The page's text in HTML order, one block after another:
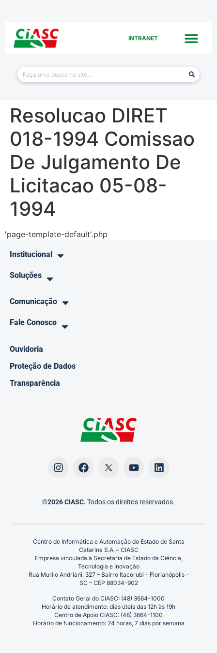
INTRANET
Resolucao DIRET
018-1994 Comissao
De Julgamento De
Licitacao 05-08-
1994
'page-template-default'.php
Institucional
Soluções
Comunicação
Fale Conosco
Ouvidoria
Proteção de Dados
Transparência
©2026 CIASC. Todos os direitos reservados.
Centro de Informática e Automação do Estado de Santa
Catarina S.A. – CIASC
Empresa vinculada à Secretaria de Estado da Ciência,
Tecnologia e Inovação
Rua Murilo Andriani, 327 – Bairro Itacorubi – Florianópolis –
SC – CEP 88034-902
Contato Geral do CIASC: (48) 3664-1000
Horário de atendimento: dias úteis das 12h às 19h
Centro de Apoio CIASC: (48) 3664-1100
Horário de funcionamento: 24 horas, 7 dias por semana